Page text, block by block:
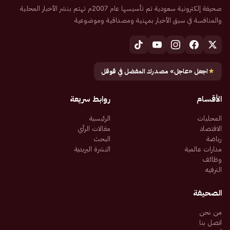
صحيفة إلكترونية سعودية تم تأسيسها عام 2007م تهتم بنشر الأخبار المحلية
والمنافسة في سبق الأخبار بمهنية ومصداقية وموضوعية
★اجعل «عاجل» مصدرك المفضل في قوقل
الأقسام
المحليات
الاقتصاد
رياضة
مدارات عالمية
وظائف
الترفيه
روابط سريعة
الرئيسية
مقالات الرأي
البحث
النشرة البريدية
الصحيفة
من نحن
اتصل بنا